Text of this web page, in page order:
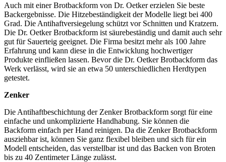
Auch mit einer Brotbackform von Dr. Oetker erzielen Sie beste
Backergebnisse. Die Hitzebeständigkeit der Modelle liegt bei 400
Grad. Die Antihaftversiegelung schützt vor Schnitten und Kratzern.
Die Dr. Oetker Brotbackform ist säurebeständig und damit auch sehr
gut für Sauerteig geeignet. Die Firma besitzt mehr als 100 Jahre
Erfahrung und kann diese in die Entwicklung hochwertiger
Produkte einfließen lassen. Bevor die Dr. Oetker Brotbackform das
Werk verlässt, wird sie an etwa 50 unterschiedlichen Herdtypen
getestet.
Zenker
Die Antihaftbeschichtung der Zenker Brotbackform sorgt für eine
einfache und unkomplizierte Handhabung. Sie können die
Backform einfach per Hand reinigen. Da die Zenker Brotbackform
ausziehbar ist, können Sie ganz flexibel bleiben und sich für ein
Modell entscheiden, das verstellbar ist und das Backen von Broten
bis zu 40 Zentimeter Länge zulässt.